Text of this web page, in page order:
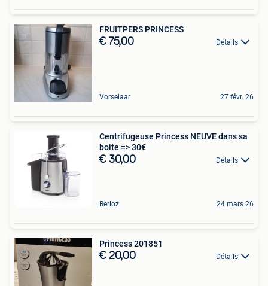
FRUITPERS PRINCESS
€ 75,00 Détails
Vorselaar 27 févr. 26
Centrifugeuse Princess NEUVE dans sa
boite => 30€
€ 30,00 Détails
Berloz 24 mars 26
Princess 201851
€ 20,00 Détails